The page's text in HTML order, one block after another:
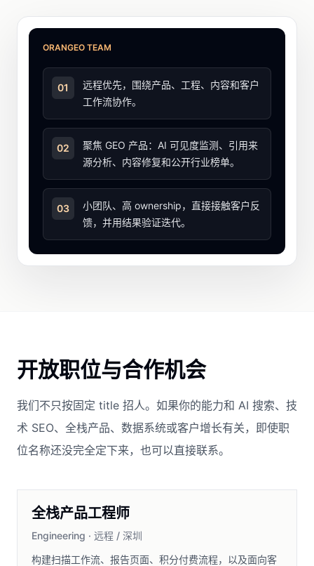
ORANGEO TEAM
01
远程优先，围绕产品、工程、内容和客户
工作流协作。
02
聚焦 GEO 产品：AI 可见度监测、引用来
源分析、内容修复和公开行业榜单。
03
小团队、高 ownership，直接接触客户反
馈，并用结果验证迭代。
开放职位与合作机会
我们不只按固定 title 招人。如果你的能力和 AI 搜索、技
术 SEO、全栈产品、数据系统或客户增长有关，即使职
位名称还没完全定下来，也可以直接联系。
全栈产品工程师
Engineering · 远程 / 深圳
构建扫描工作流、报告页面、积分付费流程，以及面向客